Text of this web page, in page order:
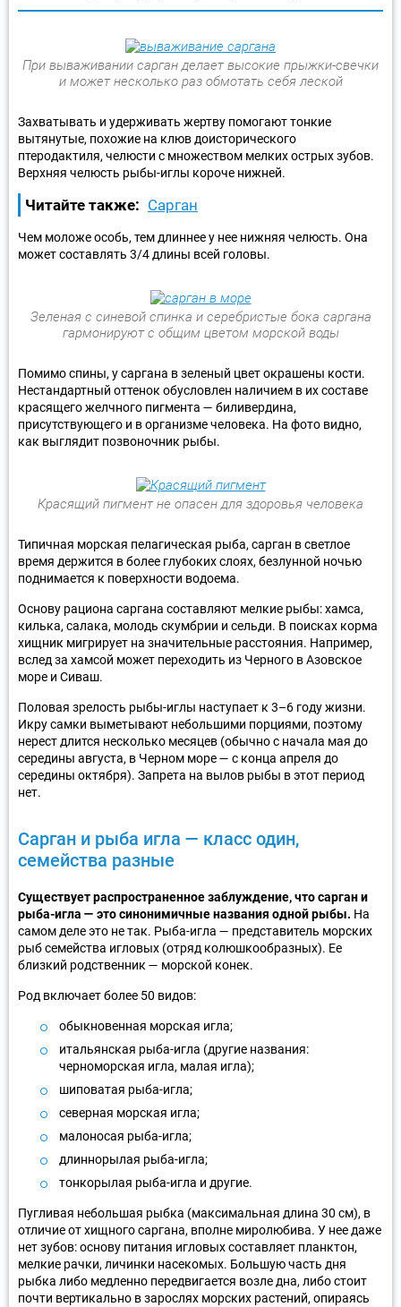
При вываживании сарган делает высокие прыжки-свечки
и может несколько раз обмотать себя леской
Захватывать и удерживать жертву помогают тонкие
вытянутые, похожие на клюв доисторического
птеродактиля, челюсти с множеством мелких острых зубов.
Верхняя челюсть рыбы-иглы короче нижней.
Читайте также: Сарган
Чем моложе особь, тем длиннее у нее нижняя челюсть. Она
может составлять 3/4 длины всей головы.
Зеленая с синевой спинка и серебристые бока саргана
гармонируют с общим цветом морской воды
Помимо спины, у саргана в зеленый цвет окрашены кости.
Нестандартный оттенок обусловлен наличием в их составе
красящего желчного пигмента — биливердина,
присутствующего и в организме человека. На фото видно,
как выглядит позвоночник рыбы.
Красящий пигмент не опасен для здоровья человека
Типичная морская пелагическая рыба, сарган в светлое
время держится в более глубоких слоях, безлунной ночью
поднимается к поверхности водоема.
Основу рациона саргана составляют мелкие рыбы: хамса,
килька, салака, молодь скумбрии и сельди. В поисках корма
хищник мигрирует на значительные расстояния. Например,
вслед за хамсой может переходить из Черного в Азовское
море и Сиваш.
Половая зрелость рыбы-иглы наступает к 3–6 году жизни.
Икру самки выметывают небольшими порциями, поэтому
нерест длится несколько месяцев (обычно с начала мая до
середины августа, в Черном море — с конца апреля до
середины октября). Запрета на вылов рыбы в этот период
нет.
Сарган и рыба игла — класс один,
семейства разные
Существует распространенное заблуждение, что сарган и
рыба-игла — это синонимичные названия одной рыбы. На
самом деле это не так. Рыба-игла — представитель морских
рыб семейства игловых (отряд колюшкообразных). Ее
близкий родственник — морской конек.
Род включает более 50 видов:
обыкновенная морская игла;
итальянская рыба-игла (другие названия:
черноморская игла, малая игла);
шиповатая рыба-игла;
северная морская игла;
малоносая рыба-игла;
длиннорылая рыба-игла;
тонкорылая рыба-игла и другие.
Пугливая небольшая рыбка (максимальная длина 30 см), в
отличие от хищного саргана, вполне миролюбива. У нее даже
нет зубов: основу питания игловых составляет планктон,
мелкие рачки, личинки насекомых. Большую часть дня
рыбка либо медленно передвигается возле дна, либо стоит
почти вертикально в зарослях морских растений, опираясь